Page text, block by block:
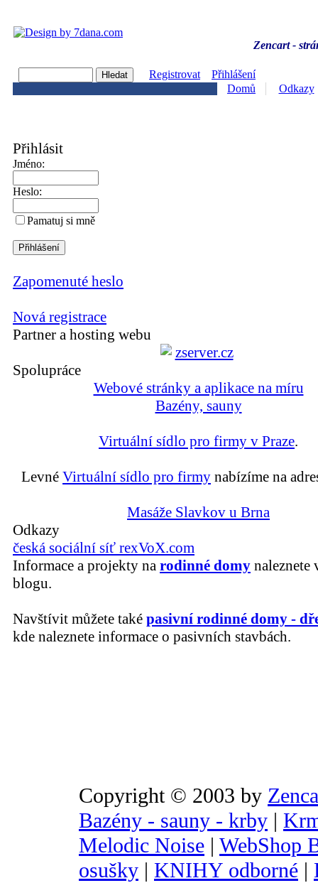
Zencart -
Registrovat
Přihlášení
Domů
Odkazy
Přihlásit
Jméno:
Heslo:
Pamatuj si mně
Zapomenuté heslo
Nová registrace
Partner a hosting webu
Spolupráce
Webové stránky a aplikace na míru
Bazény, sauny
Virtuální sídlo pro firmy v Praze.
Levné Virtuální sídlo pro firmy nabízíme na
Masáže Slavkov u Brna
Odkazy
česká sociální síť rexVoX.com
Informace a projekty na rodinné domy naleznete
blogu.
Navštívit můžete také pasivní rodinné domy -
kde naleznete informace o pasivních stavbách.
Copyright © 2003 by
Bazény - sauny - krby |
Melodic Noise | WebShop
osušky | KNIHY odborné |